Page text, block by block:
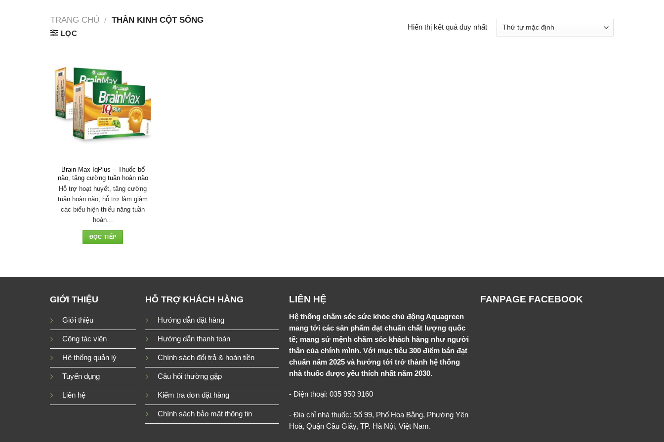
TRANG CHỦ / THẦN KINH CỘT SỐNG
LỌC
Hiển thị kết quả duy nhất
Brain Max IqPlus – Thuốc bổ
não, tăng cường tuần hoàn não
Hỗ trợ hoạt huyết, tăng cường
tuần hoàn não, hỗ trợ làm giảm
các biểu hiện thiểu năng tuần
hoàn…
ĐỌC TIẾP
GIỚI THIỆU
Giới thiệu
Cộng tác viên
Hệ thống quản lý
Tuyển dụng
Liên hệ
HỖ TRỢ KHÁCH HÀNG
Hướng dẫn đặt hàng
Hướng dẫn thanh toán
Chính sách đổi trả & hoàn tiền
Câu hỏi thường gặp
Kiểm tra đơn đặt hàng
Chính sách bảo mật thông tin
LIÊN HỆ
Hệ thống chăm sóc sức khỏe chủ động Aquagreen
mang tới các sản phẩm đạt chuẩn chất lượng quốc
tế; mang sứ mệnh chăm sóc khách hàng như người
thân của chính mình. Với mục tiêu 300 điểm bán đạt
chuẩn năm 2025 và hướng tới trở thành hệ thống
nhà thuốc được yêu thích nhất năm 2030.
- Điện thoại: 035 950 9160
- Địa chỉ nhà thuốc: Số 99, Phố Hoa Bằng, Phường Yên
Hoà, Quận Cầu Giấy, TP. Hà Nội, Việt Nam.
FANPAGE FACEBOOK